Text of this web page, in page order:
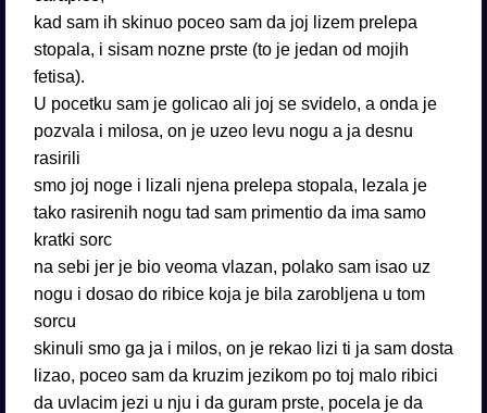
kad sam ih skinuo poceo sam da joj lizem prelepa
stopala, i sisam nozne prste (to je jedan od mojih
fetisa).
U pocetku sam je golicao ali joj se svidelo, a onda je
pozvala i milosa, on je uzeo levu nogu a ja desnu
rasirili
smo joj noge i lizali njena prelepa stopala, lezala je
tako rasirenih nogu tad sam primentio da ima samo
kratki sorc
na sebi jer je bio veoma vlazan, polako sam isao uz
nogu i dosao do ribice koja je bila zarobljena u tom
sorcu
skinuli smo ga ja i milos, on je rekao lizi ti ja sam dosta
lizao, poceo sam da kruzim jezikom po toj malo ribici
da uvlacim jezi u nju i da guram prste, pocela je da